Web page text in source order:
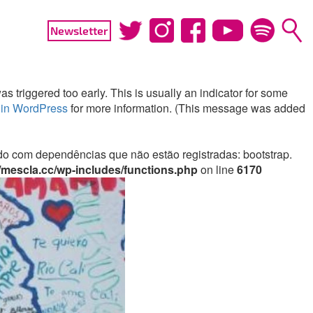
triggered too early. This is usually an indicator for some
WordPressfor more information. (This message was added
com dependências que não estão registradas: bootstrap.
wp-includes/functions.phpon line6170
Newsletter